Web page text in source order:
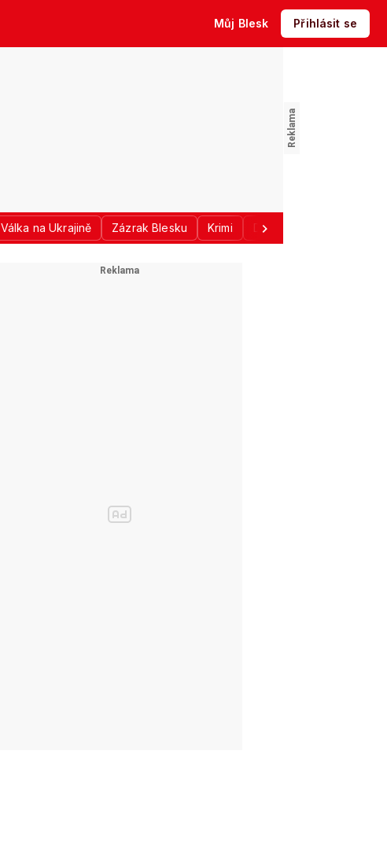
Můj Blesk Přihlásit se
Válka na Ukrajině Zázrak Blesku Krimi Donald Trump